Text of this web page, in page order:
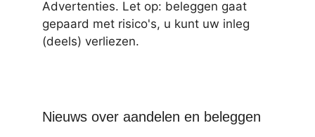
Advertenties. Let op: beleggen gaat
gepaard met risico's, u kunt uw inleg
(deels) verliezen.
Nieuws over aandelen en beleggen